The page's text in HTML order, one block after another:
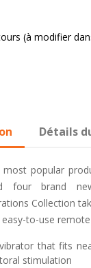
(à modifier
Détails
popular
four brand
Collection
to-use
that fits
stimulation